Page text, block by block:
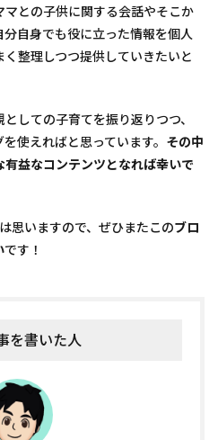
マとの子供に関する会話やそこか
自身でも役に立った情報を個人
整理しつつ提供していきたいと
しての子育てを振り返りつつ、
使えればと思っています。 その中
益なコンテンツとなれば幸いで
思いますので、ぜひまたこのブロ
です！
を書いた人